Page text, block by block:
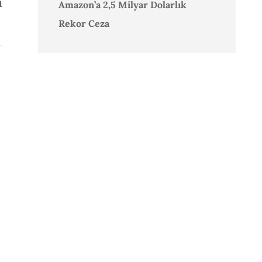
Amazon’a 2,5 Milyar Dolarlık
Rekor Ceza